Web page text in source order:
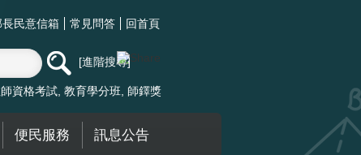
長民意信箱 常見問答 回首頁
進階搜尋
資格考試 教育學分班 師鐸獎
便民服務 訊息公告